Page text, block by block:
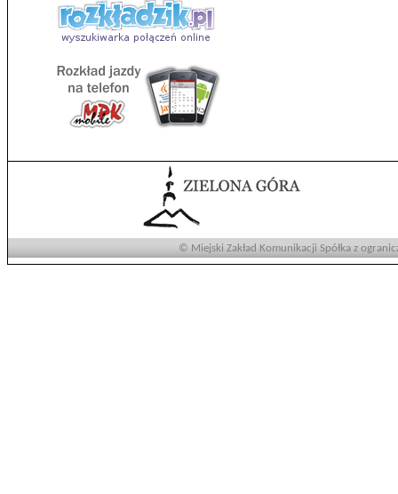
© Miejski Zakład Komunikacji Spółka z